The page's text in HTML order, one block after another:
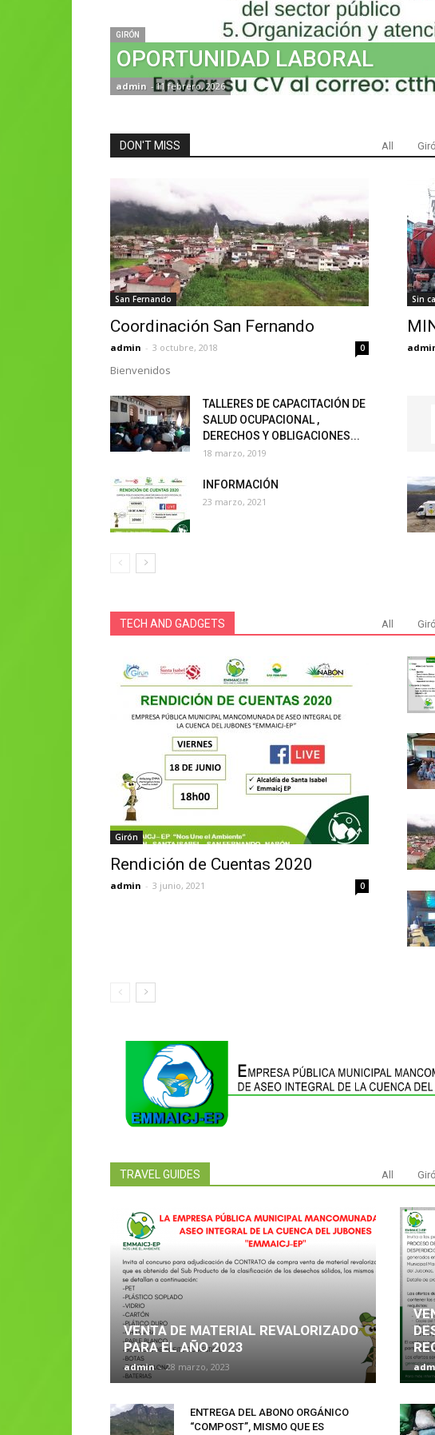
GIRÓN
OPORTUNIDAD LABORAL
admin -11 febrero, 2026
DON'T MISS All
San Fernando
Coordinación San Fernando
admin - 3 octubre, 2018 0
Bienvenidos
Sin
TALLERES DE CAPACITACIÓN DE
SALUD OCUPACIONAL ,
DERECHOS Y OBLIGACIONES...
18 marzo, 2019
INFORMACIÓN
23 marzo, 2021
TECH AND GADGETS All
Girón
Rendición de Cuentas 2020
admin - 3 junio, 2021 0
TRAVEL GUIDES All
VENTA DE MATERIAL REVALORIZADO
PARA EL AÑO 2023
admin - 28 marzo, 2023
ENTREGA DEL ABONO ORGÁNICO
“COMPOST”, MISMO QUE ES